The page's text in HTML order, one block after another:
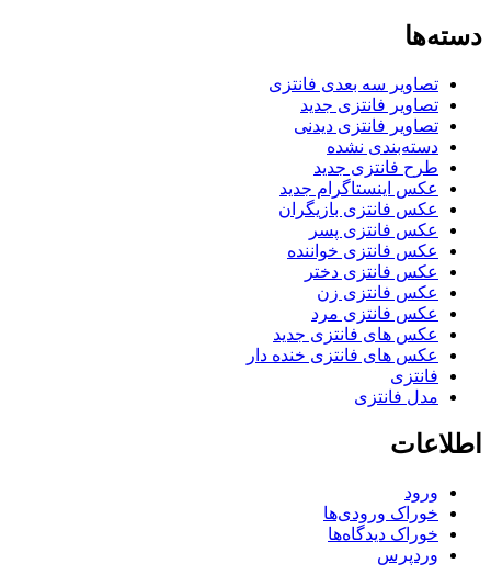
دسته‌ها
تصاویر سه بعدی فانتزی
تصاویر فانتزی جدید
تصاویر فانتزی دیدنی
دسته‌بندی نشده
طرح فانتزی جدید
عکس اینستاگرام جدید
عکس فانتزی بازیگران
عکس فانتزی پسر
عکس فانتزی خواننده
عکس فانتزی دختر
عکس فانتزی زن
عکس فانتزی مرد
عکس های فانتزی جدید
عکس های فانتزی خنده دار
فانتزی
مدل فانتزی
اطلاعات
ورود
خوراک ورودی‌ها
خوراک دیدگاه‌ها
وردپرس